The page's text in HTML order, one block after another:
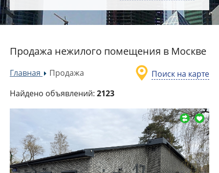
Продажа нежилого помещения в Москве
Поиск на карте
Главная »Продажа
Найдено объявлений: 2123